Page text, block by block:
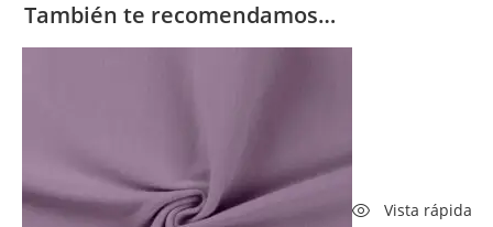
También te recomendamos…
Vista rápida